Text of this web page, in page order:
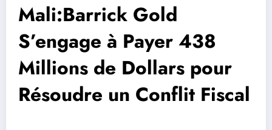
Mali:Barrick Gold
S’engage à Payer 438
Millions de Dollars pour
Résoudre un Conflit Fiscal